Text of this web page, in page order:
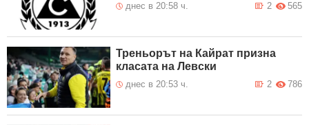
днес в 20:58 ч. 565
2
Треньорът на Кайрат призна
класата на Левски
днес в 20:53 ч. 786
2